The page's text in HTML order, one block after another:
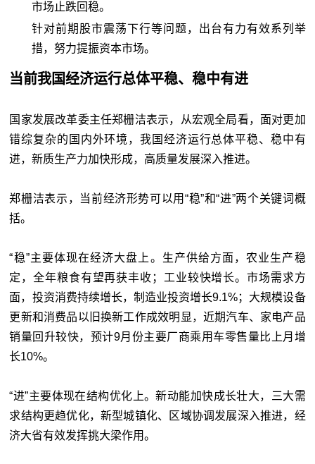
市场止跌回稳。
针对前期股市震荡下行等问题，出台有力有效系列举
措，努力提振资本市场。
当前我国经济运行总体平稳、稳中有进
国家发展改革委主任郑栅洁表示，从宏观全局看，面对更加
错综复杂的国内外环境，我国经济运行总体平稳、稳中有
进，新质生产力加快形成，高质量发展深入推进。
郑栅洁表示，当前经济形势可以用“稳”和“进”两个关键词概
括。
“稳”主要体现在经济大盘上。生产供给方面，农业生产稳
定，全年粮食有望再获丰收；工业较快增长。市场需求方
面，投资消费持续增长，制造业投资增长9.1%；大规模设备
更新和消费品以旧换新工作成效明显，近期汽车、家电产品
销量回升较快，预计9月份主要厂商乘用车零售量比上月增
长10%。
“进”主要体现在结构优化上。新动能加快成长壮大，三大需
求结构更趋优化，新型城镇化、区域协调发展深入推进，经
济大省有效发挥挑大梁作用。